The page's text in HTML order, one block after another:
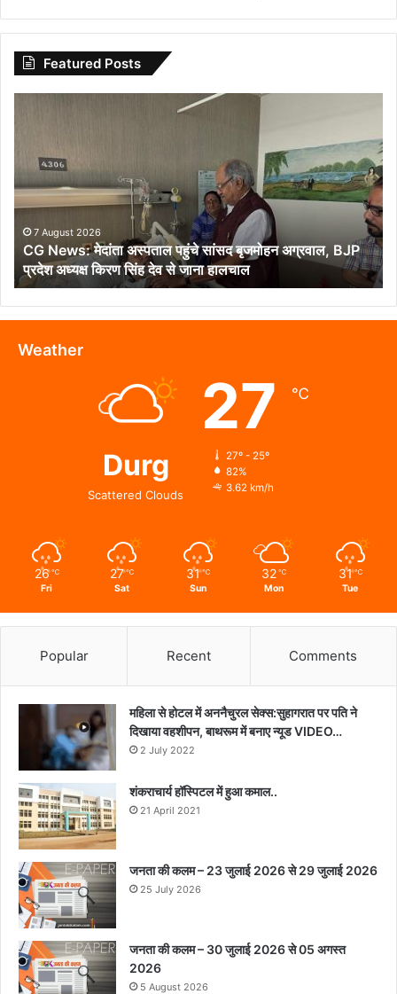
Featured Posts
अस्पताल
पहुंचे
सांसद
बृजमोहन
अग्रवाल,
BJP
प्रदेश
अध्यक्ष
किरण
सिंह
देव
7 August 2026
CG News: मेदांता अस्पताल पहुंचे सांसद बृजमोहन अग्रवाल, BJP
प्रदेश अध्यक्ष किरण सिंह देव से जाना हालचाल
Weather
Durg
Scattered Clouds
27 ℃
27º - 25º
82%
3.62 km/h
26 ℃
Fri
27 ℃
Sat
31 ℃
Sun
32 ℃
Mon
31 ℃
Tue
Popular Recent Comments
महिला से होटल में अननैचुरल सेक्स:सुहागरात पर पति ने
दिखाया वहशीपन, बाथरूम में बनाए न्यूड VIDEO…
2 July 2022
शंकराचार्य हॉस्पिटल में हुआ कमाल..
21 April 2021
जनता की कलम – 23 जुलाई 2026 से 29 जुलाई 2026
25 July 2026
जनता की कलम – 30 जुलाई 2026 से 05 अगस्त
2026
5 August 2026